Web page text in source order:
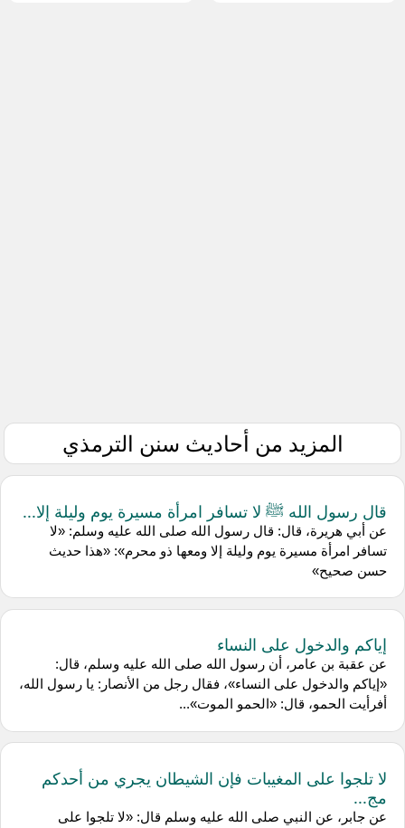
المزيد من أحاديث سنن الترمذي
قال رسول الله ﷺ لا تسافر امرأة مسيرة يوم وليلة إلا...
عن أبي هريرة، قال: قال رسول الله صلى الله عليه وسلم: «لا
تسافر امرأة مسيرة يوم وليلة إلا ومعها ذو محرم»: «هذا حديث
حسن صحيح»
إياكم والدخول على النساء
عن عقبة بن عامر، أن رسول الله صلى الله عليه وسلم، قال:
«إياكم والدخول على النساء»، فقال رجل من الأنصار: يا رسول الله،
أفرأيت الحمو، قال: «الحمو الموت»...
لا تلجوا على المغيبات فإن الشيطان يجري من أحدكم
مج...
عن جابر، عن النبي صلى الله عليه وسلم قال: «لا تلجوا على